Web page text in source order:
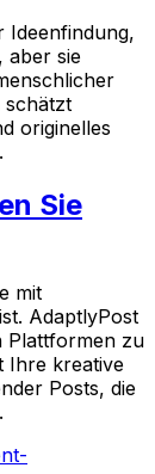
Ideenfindung,
aber sie
schätzt
originelles
Sie
mit
AdaptlyPost
Plattformen zu
Ihre kreative
Posts, die